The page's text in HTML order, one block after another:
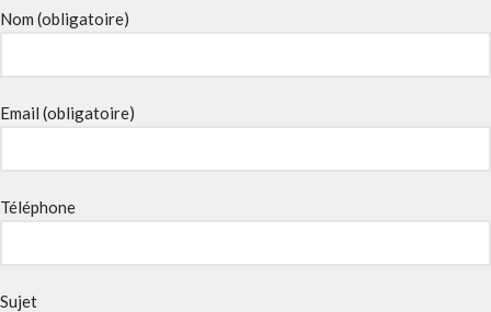
Nom (obligatoire)
Email (obligatoire)
Téléphone
Sujet